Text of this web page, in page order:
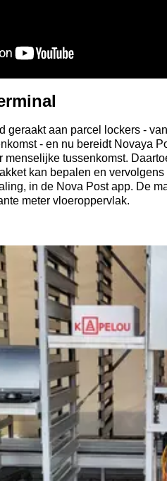
geraakt aan parcel lockers -
- en nu bereidt Novaya
menselijke tussenkomst.
kan bepalen en
in de Nova Post app. De
meter vloeroppervlak.